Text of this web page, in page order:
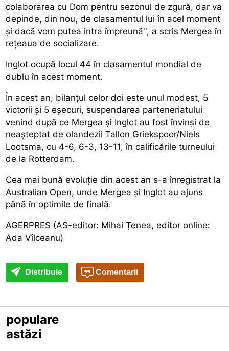
colaborarea cu Dom pentru sezonul de zgură, dar va
depinde, din nou, de clasamentul lui în acel moment
și dacă vom putea intra împreună'', a scris Mergea în
rețeaua de socializare.
Inglot ocupă locul 44 în clasamentul mondial de
dublu în acest moment.
În acest an, bilanțul celor doi este unul modest, 5
victorii și 5 eșecuri, suspendarea parteneriatului
venind după ce Mergea și Inglot au fost învinși de
neașteptat de olandezii Tallon Griekspoor/Niels
Lootsma, cu 4-6, 6-3, 13-11, în calificările turneului
de la Rotterdam.
Cea mai bună evoluție din acest an s-a înregistrat la
Australian Open, unde Mergea și Inglot au ajuns
până în optimile de finală.
AGERPRES (AS-editor: Mihai Țenea, editor online:
Ada Vîlceanu)
Distribuie Comentarii
populare
astăzi